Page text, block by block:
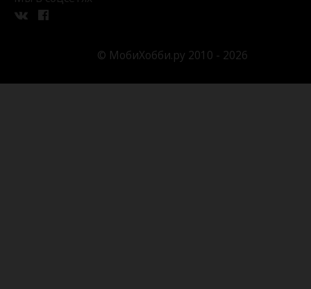
© МобиХобби.ру 2010 - 2026